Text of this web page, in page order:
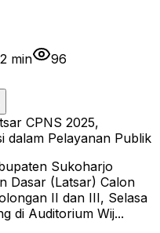
2 min
96
Sukoharjo
Dasar (Latsar) Calon
II dan III, Selasa
di Auditorium Wij...